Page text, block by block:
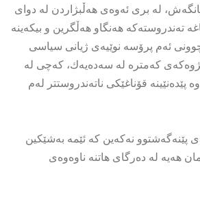
لە بری ئەوەی هەڵبژاردن لە دوای
تەندروستەکە هەنگاو هەڵگرین و بیکەینە
ئەم پرۆسە نوێیەی ژیانی سیاسی
کەمترە لە سەدەیەك، کەچی لە
پێدەنێینە قۆناغێکی ناتەندروستتر لەم
پێنەگەشتوو نەکەین کە ئێمە بەشێکین
هەیە لە دەرگای هاتنە ناوەوەی